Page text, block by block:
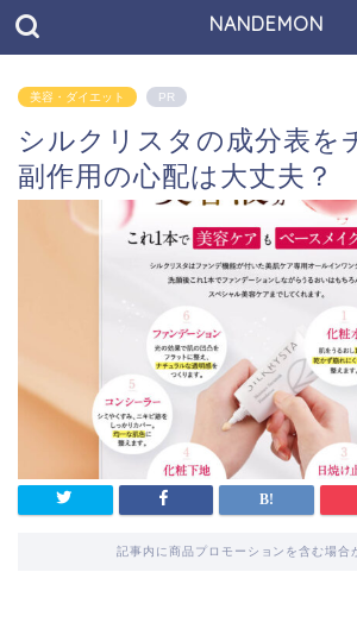
NANDEMON
美容・ダイエット PR
シルクリスタの成分表を
副作用の心配は大丈夫？
記事内に商品プロモーションを含む場合